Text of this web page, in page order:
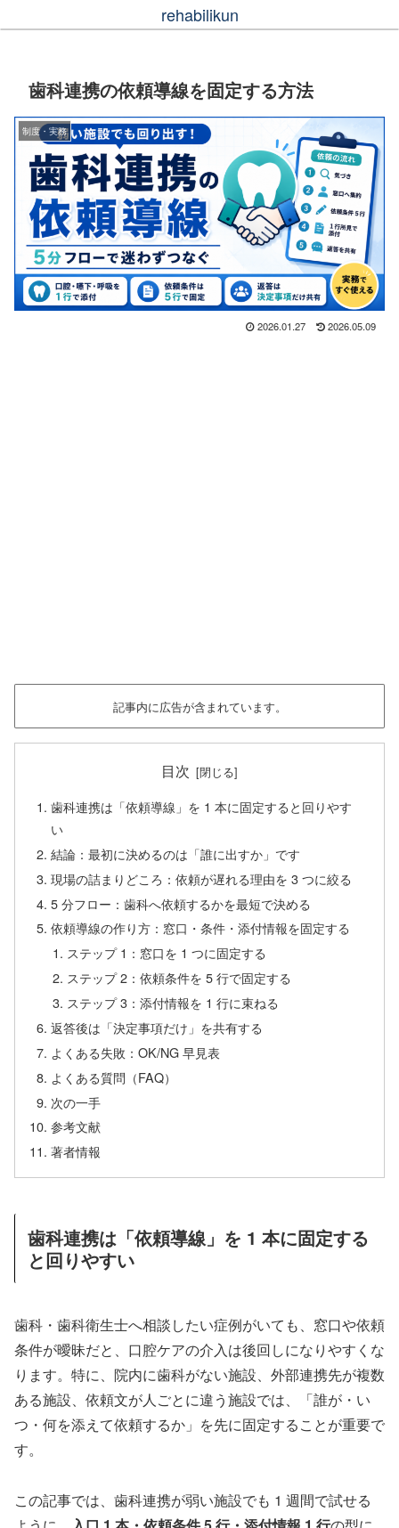
rehabilikun
歯科連携の依頼導線を固定する方法
制度・実務
2026.01.27 2026.05.09
記事内に広告が含まれています。
目次
歯科連携は「依頼導線」を 1 本に固定すると回りやす
い
結論：最初に決めるのは「誰に出すか」です
現場の詰まりどころ：依頼が遅れる理由を 3 つに絞る
5 分フロー：歯科へ依頼するかを最短で決める
依頼導線の作り方：窓口・条件・添付情報を固定する
ステップ 1：窓口を 1 つに固定する
ステップ 2：依頼条件を 5 行で固定する
ステップ 3：添付情報を 1 行に束ねる
返答後は「決定事項だけ」を共有する
よくある失敗：OK/NG 早見表
よくある質問（FAQ）
次の一手
参考文献
著者情報
歯科連携は「依頼導線」を 1 本に固定する
と回りやすい
歯科・歯科衛生士へ相談したい症例がいても、窓口や依頼
条件が曖昧だと、口腔ケアの介入は後回しになりやすくな
ります。特に、院内に歯科がない施設、外部連携先が複数
ある施設、依頼文が人ごとに違う施設では、「誰が・い
つ・何を添えて依頼するか」を先に固定することが重要で
す。
この記事では、歯科連携が弱い施設でも 1 週間で試せる